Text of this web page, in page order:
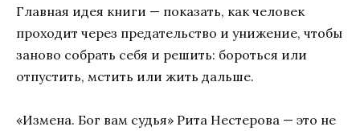
Главная идея книги — показать, как человек
проходит через предательство и унижение, чтобы
заново собрать себя и решить: бороться или
отпустить, мстить или жить дальше.
«Измена. Бог вам судья» Рита Нестерова — это не